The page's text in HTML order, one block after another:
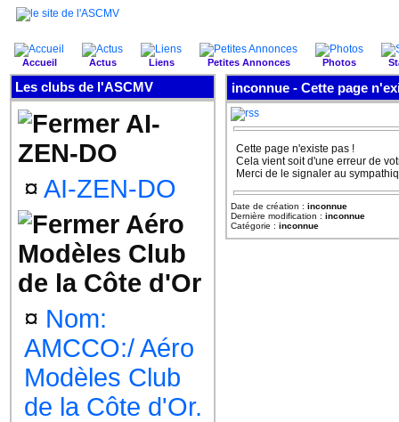
Accueil Actus Liens Petites Annonces Photos
Les clubs de l'ASCMV
AI-
ZEN-DO
¤ AI-ZEN-DO
Aéro
Modèles Club
de la Côte d'Or
¤ Nom:
AMCCO:/ Aéro
Modèles Club
de la Côte d'Or.
inconnue - Cette page
Cette page n'existe pas !
Cela vient soit d'une erreur de
Merci de le signaler au
Date de création : inconnue
Dernière modification : inconnue
Catégorie : inconnue